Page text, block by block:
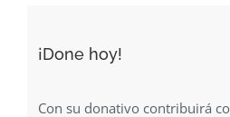
¡Done hoy!
Con su donativo contribuirá